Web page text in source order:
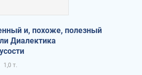
и, похоже, полезный
Диалектика
1,0 т.